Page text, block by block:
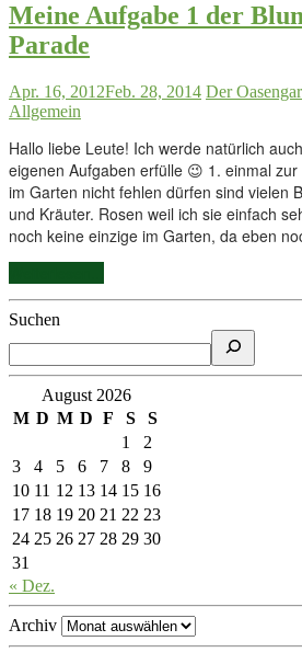
Meine Aufgabe 1 der
Parade
Apr. 16, 2012Feb. 28, 2014 Der
Allgemein
Hallo liebe Leute! Ich werde natürlich
eigenen Aufgaben erfülle 😉 1. einmal
im Garten nicht fehlen dürfen sind vielen
und Kräuter. Rosen weil ich sie einfach
noch keine einzige im Garten, da eben
Suchen
August 2026
M D M D F S
S
1
2
3
4 5 6 7 8
9
10 11 12 13 14 15 16
17 18 19 20 21 22 23
24 25 26 27 28 29 30
31
« Dez.
Archiv